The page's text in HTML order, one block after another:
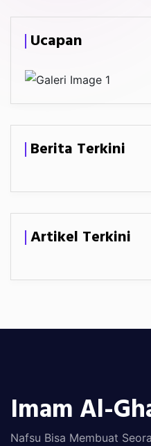
Ucapan
Berita Terkini
Artikel Terkini
Imam Al-
Nafsu Bisa Membuat